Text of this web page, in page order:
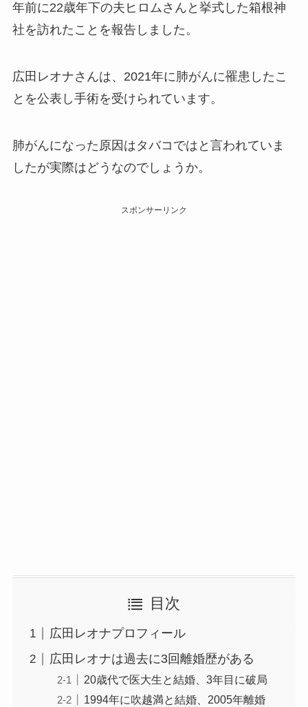
年前に22歳年下の夫ヒロムさんと挙式した箱根神
社を訪れたことを報告しました。
広田レオナさんは、2021年に肺がんに罹患したこ
とを公表し手術を受けられています。
肺がんになった原因はタバコではと言われていま
したが実際はどうなのでしょうか。
スポンサーリンク
目次
広田レオナプロフィール
広田レオナは過去に3回離婚歴がある
20歳代で医大生と結婚、3年目に破局
1994年に吹越満と結婚、2005年離婚